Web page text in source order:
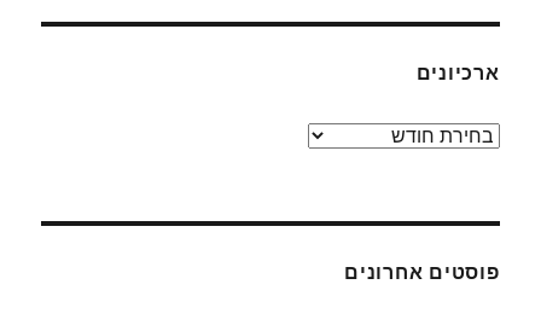
ארכיונים
ארכיונים
פוסטים אחרונים